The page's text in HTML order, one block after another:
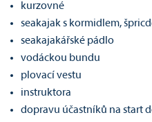
kurzovné
seakajak s kormidlem,
seakajakářské pádlo
vodáckou bundu
plovací vestu
instruktora
dopravu účastníků na start